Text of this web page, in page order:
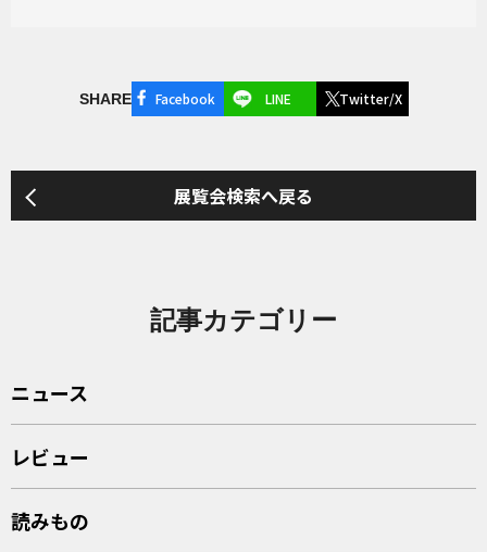
SHARE Facebook LINE Twitter/X
展覧会検索へ戻る
記事カテゴリー
ニュース
レビュー
読みもの